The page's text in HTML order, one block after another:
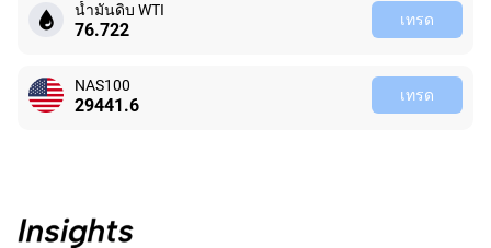
น้ำมันดิบ WTI
76.722 เทรด
NAS100
29441.6 เทรด